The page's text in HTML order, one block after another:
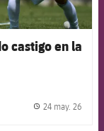
castigo en la
24 may. 26